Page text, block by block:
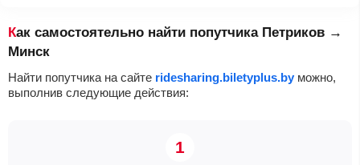
Как самостоятельно найти попутчика Петриков →
Минск
Найти попутчика на сайте ridesharing.biletyplus.by можно,
выполнив следующие действия: